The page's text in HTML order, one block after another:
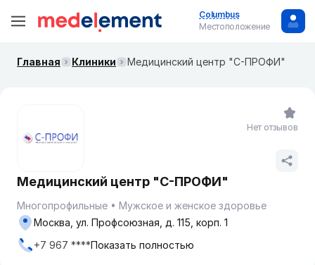
Columbus
Местоположение
Главная Клиники Медицинский центр "С-ПРОФИ"
Медицинский центр "С-ПРОФИ"
Многопрофильные
Мужское и женское здоровье
Москва, ул. Профсоюзная, д. 115, корп. 1
+7 967 ****Показать полностью
Нет отзывов